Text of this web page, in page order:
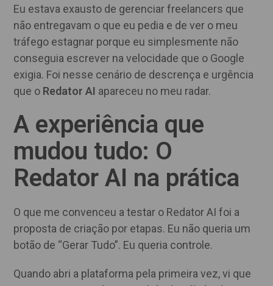
Eu estava exausto de gerenciar freelancers que
não entregavam o que eu pedia e de ver o meu
tráfego estagnar porque eu simplesmente não
conseguia escrever na velocidade que o Google
exigia. Foi nesse cenário de descrença e urgência
que o Redator AI apareceu no meu radar.
A experiência que
mudou tudo: O
Redator AI na prática
O que me convenceu a testar o Redator AI foi a
proposta de criação por etapas. Eu não queria um
botão de “Gerar Tudo”. Eu queria controle.
Quando abri a plataforma pela primeira vez, vi que